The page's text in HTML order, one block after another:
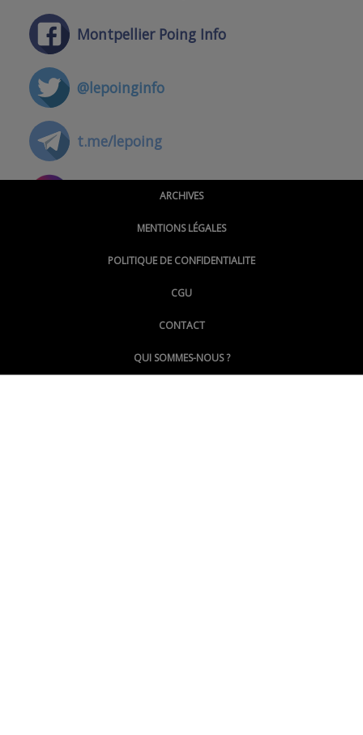
Montpellier Poing Info
@lepoinginfo
t.me/lepoing
@montpellierpoinginfo
@LePoingMontpellier
ARCHIVES
MENTIONS LÉGALES
POLITIQUE DE CONFIDENTIALITE
CGU
CONTACT
QUI SOMMES-NOUS ?